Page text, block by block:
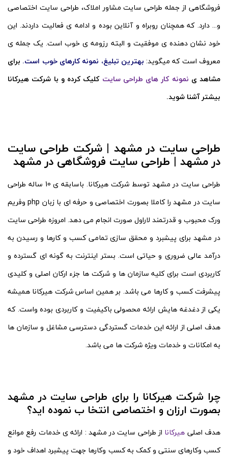
فروشگاهی از جمله طراحی سایت مشاور املاک، طراحی سایت اختصاصی
و... دارد. که همچنان روبراه و آنلاین بوده و ادامه ی فعالیت داردند. این
خود نشان دهنده ی موفقیت و البته رزومه ی خوب است. یک جمله ی
معروف است که میگوید: بهترین تبلیغ، نمونه کارهای خوب است. برای
مشاهد ی نمونه کار های طراحی سایت کلیک کرده و با شرکت هیرکانا
بیشتر آشنا شوید.
طراحی سایت در مشهد | شرکت طراحی سایت
در مشهد | طراحی سایت فروشگاهی در مشهد
طراحی سایت در مشهد توسط شرکت هیرکانا. باسابقه ی 10 ساله طراحی
سایت در مشهد را کاملا بصورت اختصاصی و حرفه ای با زبان php وفریم
ورک محبوب و قدرتمند لاراول صورت انجام می دهد. امروزه طراحی سایت
در مشهد برای پیشبرد و محقق سازی تمامی کسب و کارها و رسیدن به
درآمد عالی ضروری و حیاتی است. بستر اینترنت به گونه ای گسترده و
کاربردی است برای کلیه سازمان ها و شرکت ها جزء ارکان اصلی و کلیدی
پیشرفت کسب و کارها می باشد. بر همین اساس شرکت هیرکانا همیشه
یکی از دغدغه هایش ارائه محصولی باکیفیت و کاربردی بوده واست. که
هدف اصلی از ارائه این خدمات گستردگی دسترسی مشاغل و سازمان ها
به امکانات و خدمات ویژه شرکت ها می باشد.
چرا شرکت هیرکانا را برای طراحی سایت در مشهد
بصورت ارزان و اختصاصی انتخا ب نموده اید؟
هدف اصلی هیرکانا از طراحی سایت در مشهد : ارائه ی خدمات رفع موانع
کسب وکارهای سنتی و کمک به کسب وکارها جهت پیشبرد اهداف خود و